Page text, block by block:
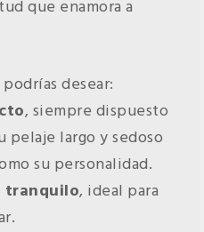
que enamora a
desear:
, siempre dispuesto
pelaje largo y sedoso
su personalidad.
tranquilo, ideal para